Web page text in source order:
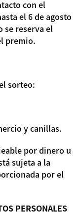
con el
el 6 de agosto
se reserva el
premio.
sorteo:
y canillas.
por dinero u
sujeta a la
por el
PERSONALES